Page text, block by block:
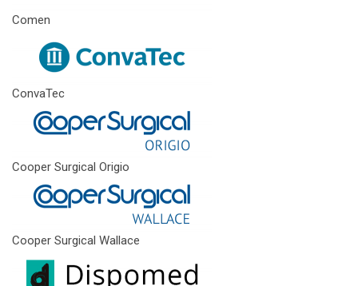
Comen
ConvaTec
Cooper Surgical Origio
Cooper Surgical Wallace